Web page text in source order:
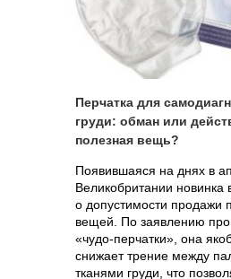
Перчатка для
груди: обман или
полезная вещь?
Появившаяся на днях в
Великобритании новинка
о допустимости продажи
вещей. По заявлению
«чудо-перчатки», она
снижает трение между
тканями груди, что